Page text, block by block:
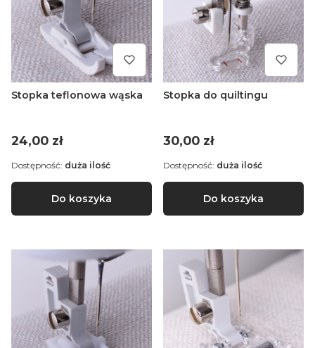
Stopka teflonowa wąska
Cena
24,00 zł
Do koszyka
Dostępność: duża ilość
Stopka do quiltingu
Cena
30,00 zł
Do koszyka
Dostępność: duża ilość